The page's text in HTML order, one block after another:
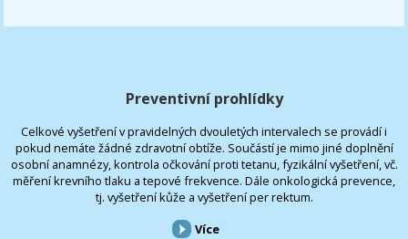
Preventivní prohlídky
Celkové vyšetření v pravidelných dvouletých intervalech se provádí i
pokud nemáte žádné zdravotní obtíže. Součástí je mimo jiné doplnění
osobní anamnézy, kontrola očkování proti tetanu, fyzikální vyšetření, vč.
měření krevního tlaku a tepové frekvence. Dále onkologická prevence,
tj. vyšetření kůže a vyšetření per rektum.
Více